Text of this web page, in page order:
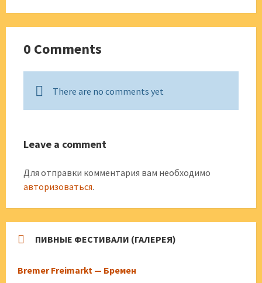
0 Comments
There are no comments yet
Leave a comment
Для отправки комментария вам необходимо
авторизоваться.
ПИВНЫЕ ФЕСТИВАЛИ (ГАЛЕРЕЯ)
Bremer Freimarkt — Бремен